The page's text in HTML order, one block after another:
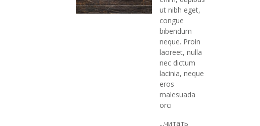
ut nibh eget,
congue
bibendum
neque. Proin
laoreet, nulla
nec dictum
lacinia, neque
eros
malesuada
orci
...читать